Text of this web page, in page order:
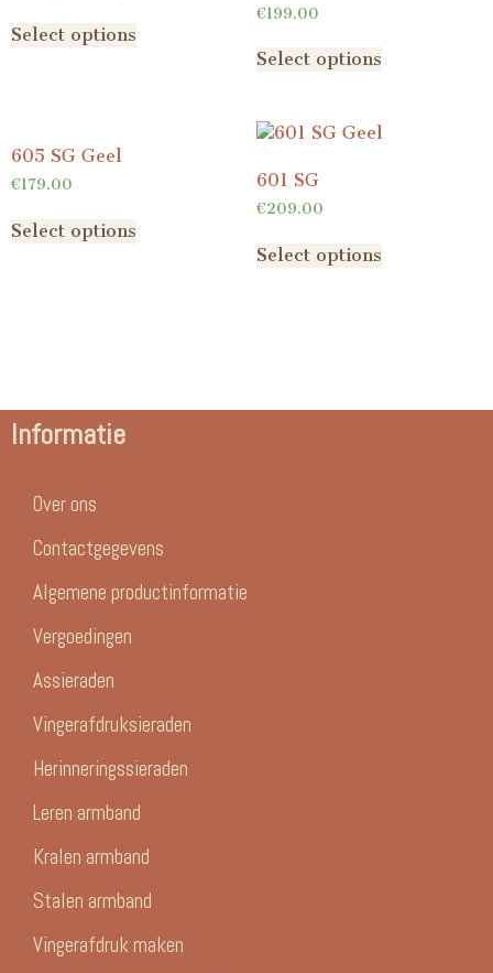
Select options
€199.00
Select options
605 SG Geel
€179.00
Select options
601 SG
€209.00
Select options
Informatie
Over ons
Contactgegevens
Algemene productinformatie
Vergoedingen
Assieraden
Vingerafdruksieraden
Herinneringssieraden
Leren armband
Kralen armband
Stalen armband
Vingerafdruk maken